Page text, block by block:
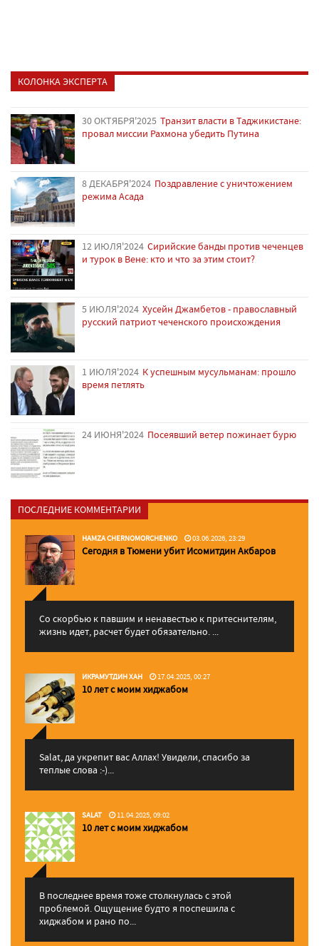
КОЛОНКА ЭКСПЕРТА
30 ОКТЯБРЯ'2025 Транзит власти в Таджикистане:
провал миссии Рахмона убедить Путина
8 ДЕКАБРЯ'2024 Поздравление с уничтожением
режима Асада
12 ИЮЛЯ'2024 Сирийские банды против чеченцев
и турок в Вене: кто и что за этим стоит?
5 ИЮЛЯ'2024 Хусейн Джамбетов - православный
русский патриот чеченского происхождения
1 ИЮЛЯ'2024 К успешным мусульманам: прошло
время петлять
24 ИЮНЯ'2024 Посеявший ветер пожинает бурю
ПОСЛЕДНИЕ КОММЕНТАРИИ
HAMZA CHERNOMORCHENKO 03.06.2026, 23:29
Сегодня в Тюмени убит Исомитдин Акбаров
Со скорбью к павшим и ненавестью к притеснителям,
жизнь идет, расчет будет обязательно. ...
ИКРАМУТДИН ХАН 17.04.2025, 00:27
10 лет с моим хиджабом
Salat, да укрепит вас Аллаx! Увидели, спасибо за
теплые слова :-)...
SALAT 11.04.2025, 09:02
10 лет с моим хиджабом
В последнее время тоже столкнулась с этой
проблемой. Ощущение будто я поспешила с
хиджабом и рано по...